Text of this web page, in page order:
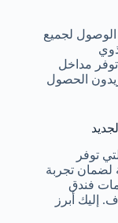
لجميع
توفر مداخل
الحصول
توفر
لضمان تجربة
فندق
إليك أبرز